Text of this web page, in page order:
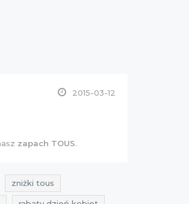
2015-03-12
zapach TOUS.
zniżki tous